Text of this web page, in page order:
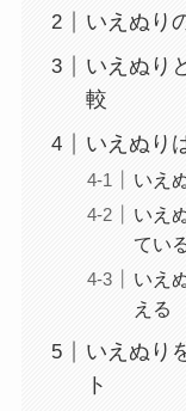
いえぬり
いえぬり
較
いえぬり
いえ
いえ
てい
いえ
える
いえぬり
ト